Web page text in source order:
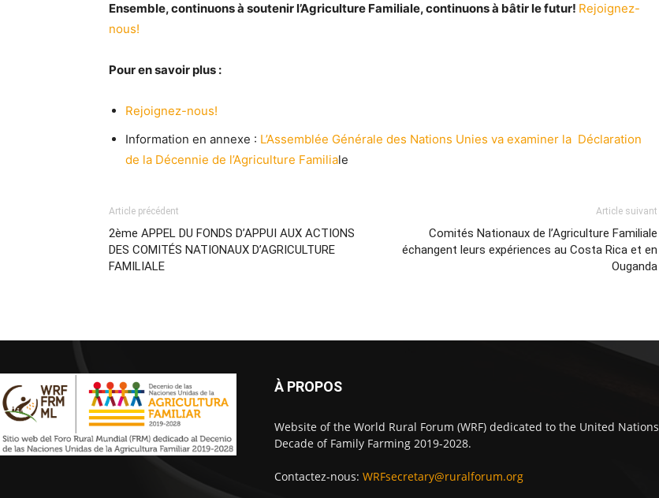
Ensemble, continuons à soutenir l’Agriculture Familiale, continuons à bâtir le futur! Rejoignez-
nous!
Pour en savoir plus :
Rejoignez-nous!
Information en annexe : L’Assemblée Générale des Nations Unies va examiner la Déclaration
de la Décennie de l’Agriculture Familiale
Article précédent
2ème APPEL DU FONDS D’APPUI AUX ACTIONS
DES COMITÉS NATIONAUX D’AGRICULTURE
FAMILIALE
Article suivant
Comités Nationaux de l’Agriculture Familiale
échangent leurs expériences au Costa Rica et en
Ouganda
À PROPOS
Website of the World Rural Forum (WRF) dedicated to the United Nations
Decade of Family Farming 2019-2028.
Contactez-nous: WRFsecretary@ruralforum.org